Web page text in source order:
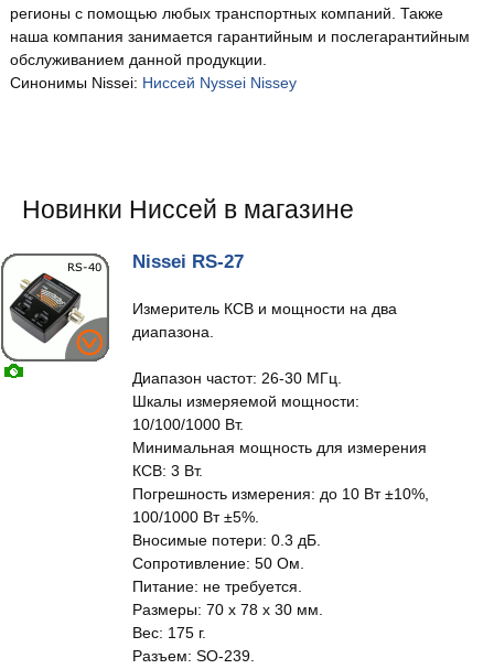
регионы с помощью любых транспортных компаний. Также
наша компания занимается гарантийным и послегарантийным
обслуживанием данной продукции.
Синонимы Nissei: Ниссей Nyssei Nissey
Новинки Ниссей в магазине
Nissei RS-27
Измеритель КСВ и мощности на два
диапазона.
Диапазон частот: 26-30 МГц.
Шкалы измеряемой мощности:
10/100/1000 Вт.
Минимальная мощность для измерения
КСВ: 3 Вт.
Погрешность измерения: до 10 Вт ±10%,
100/1000 Вт ±5%.
Вносимые потери: 0.3 дБ.
Сопротивление: 50 Ом.
Питание: не требуется.
Размеры: 70 x 78 x 30 мм.
Вес: 175 г.
Разъем: SO-239.